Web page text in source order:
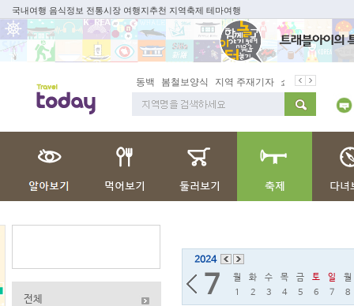
국내여행 음식정보 전통시장 여행지추천 지역축제 테마여행
동백 봄철보양식 지역 주재기자 쇼 미 더 트래블
전체
2024
7 월 화 수 목 금 토 일
월
1
2 3 4 5 6 7 8